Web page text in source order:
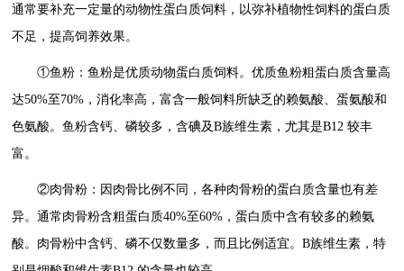
通常要补充一定量的动物性蛋白质饲料，以弥补植物性饲料的蛋白质
不足，提高饲养效果。
①鱼粉：鱼粉是优质动物蛋白质饲料。优质鱼粉粗蛋白质含量高
达50%至70%，消化率高，富含一般饲料所缺乏的赖氨酸、蛋氨酸和
色氨酸。鱼粉含钙、磷较多，含碘及B族维生素，尤其是B12 较丰
富。
②肉骨粉：因肉骨比例不同，各种肉骨粉的蛋白质含量也有差
异。通常肉骨粉含粗蛋白质40%至60%，蛋白质中含有较多的赖氨
酸。肉骨粉中含钙、磷不仅数量多，而且比例适宜。B族维生素，特